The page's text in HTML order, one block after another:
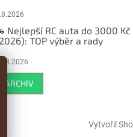
Nejlepší RC auta do 3000 Kč
TOP výběr a rady
ARCHIV
Vytvořil